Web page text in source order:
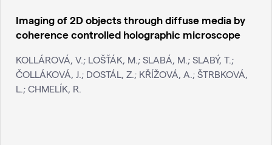
Imaging of 2D objects through diffuse media by
coherence controlled holographic microscope
KOLLÁROVÁ, V.; LOŠŤÁK, M.; SLABÁ, M.; SLABÝ, T.;
ČOLLÁKOVÁ, J.; DOSTÁL, Z.; KŘÍŽOVÁ, A.; ŠTRBKOVÁ,
L.; CHMELÍK, R.